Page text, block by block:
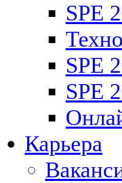
SPE
SPE
SPE
Карьера